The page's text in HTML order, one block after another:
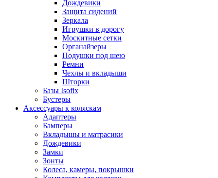
Дождевики
Защита сидений
Зеркала
Игрушки в дорогу
Москитные сетки
Органайзеры
Подушки под шею
Ремни
Чехлы и вкладыши
Шторки
Базы Isofix
Бустеры
Аксессуары к коляскам
Адаптеры
Бамперы
Вкладышы и матрасики
Дождевики
Замки
Зонты
Колеса, камеры, покрышки